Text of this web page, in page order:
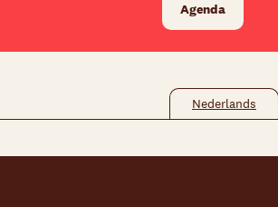
Agenda
Nederlands